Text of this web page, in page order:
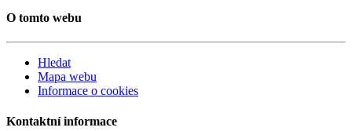
O tomto webu
Hledat
Mapa webu
Informace o cookies
Kontaktní informace